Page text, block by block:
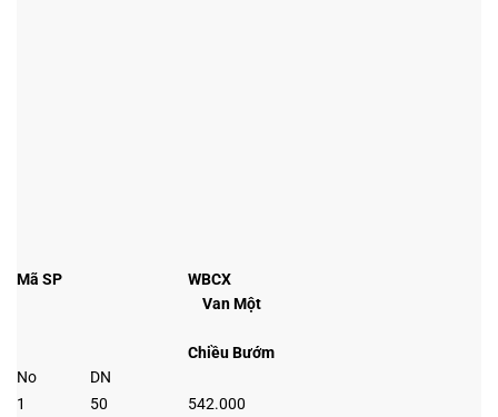
Mã SP
WBCX
Van Một
Chiều Bướm
No
DN
1
50
542.000